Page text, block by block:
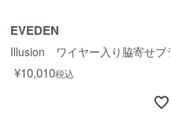
EVEDEN
Illusion ワイヤー入り脇寄せブラ
¥10,010税込